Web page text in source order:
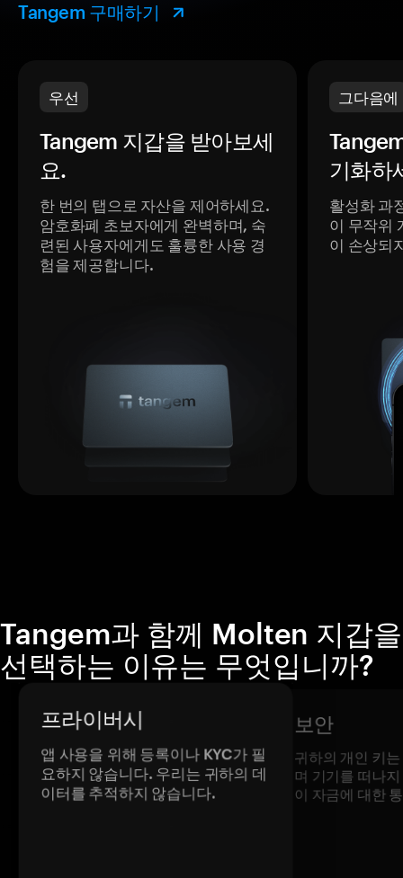
Tangem 구매하기
우선
Tangem 지갑을 받아보세
요.
한 번의 탭으로 자산을 제어하세요.
암호화폐 초보자에게 완벽하며, 숙
련된 사용자에게도 훌륭한 사용 경
험을 제공합니다.
그다음에
기화하
활성화 과
이 무작위
이 손상되
Tangem과 함께 Molten 지갑을
선택하는 이유는 무엇입니까?
프라이버시
앱 사용을 위해 등록이나 KYC가 필
요하지 않습니다. 우리는 귀하의 데
이터를 추적하지 않습니다.
보안
귀하의 개인 키
며 기기를 떠나
이 자금에 대한